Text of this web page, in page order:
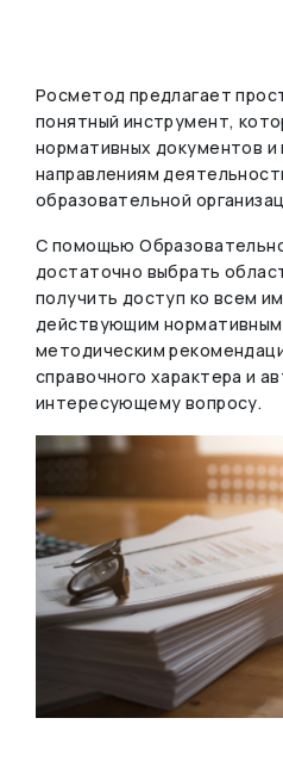
Росметод предлагает
понятный инструмент,
нормативных документов и
направлениям
образовательной
С помощью
достаточно выбрать
получить доступ ко всем
действующим нормативным
методическим
справочного характера и
интересующему вопросу.